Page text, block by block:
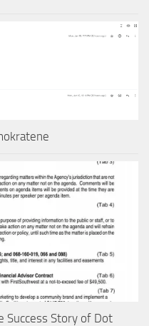
Success Story of Dot